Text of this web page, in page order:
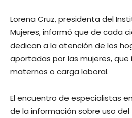
Lorena Cruz, presidenta del
Mujeres, informó que de cada
dedican a la atención de los
aportadas por las mujeres, que
maternos o carga laboral.
El encuentro de especialistas
de la información sobre uso